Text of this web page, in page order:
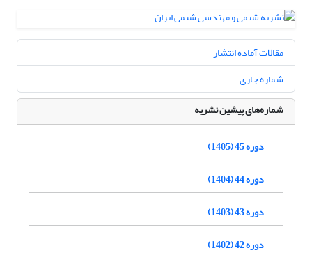
مقالات آماده انتشار
شماره جاری
شماره‌های پیشین نشریه
دوره 45 (1405)
دوره 44 (1404)
دوره 43 (1403)
دوره 42 (1402)